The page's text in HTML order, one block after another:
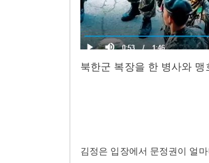
북한군 복장을 한 병사와
김정은 입장에서 문정권이 얼